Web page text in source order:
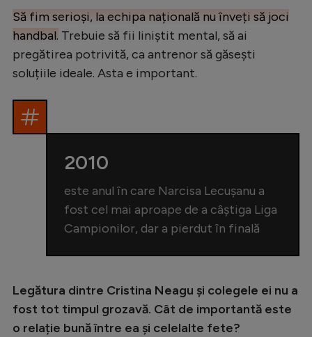
Să fim serioși, la echipa națională nu înveți să joci
handbal. Trebuie să fii liniștit mental, să ai
pregătirea potrivită, ca antrenor să găsești
soluțiile ideale. Asta e important.
2010
este anul în care Narcisa Lecușanu a
fost cel mai aproape de a câștiga Liga
Campionilor, dar a pierdut în finală
Legătura dintre Cristina Neagu și colegele ei nu a
fost tot timpul grozavă. Cât de importantă este
o relație bună între ea și celelalte fete?